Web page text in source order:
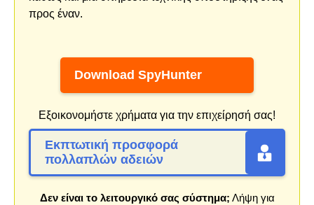
προς έναν.
Download SpyHunter
Εξοικονομήστε χρήματα για την επιχείρησή σας!
Εκπτωτική προσφορά
πολλαπλών αδειών
Δεν είναι το λειτουργικό σας σύστημα; Λήψη για